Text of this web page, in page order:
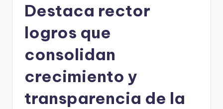
Destaca rector
logros que
consolidan
crecimiento y
transparencia de la